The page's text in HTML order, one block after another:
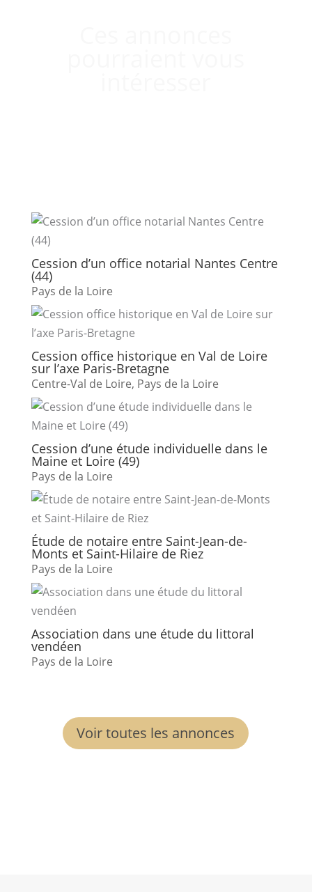
Cession d’un office notarial Nantes Centre
(44)
Pays de la Loire
Cession office historique en Val de Loire
sur l’axe Paris-Bretagne
Centre-Val de Loire, Pays de la Loire
Cession d’une étude individuelle dans le
Maine et Loire (49)
Pays de la Loire
Étude de notaire entre Saint-Jean-de-
Monts et Saint-Hilaire de Riez
Pays de la Loire
Association dans une étude du littoral
vendéen
Pays de la Loire
Voir toutes les annonces